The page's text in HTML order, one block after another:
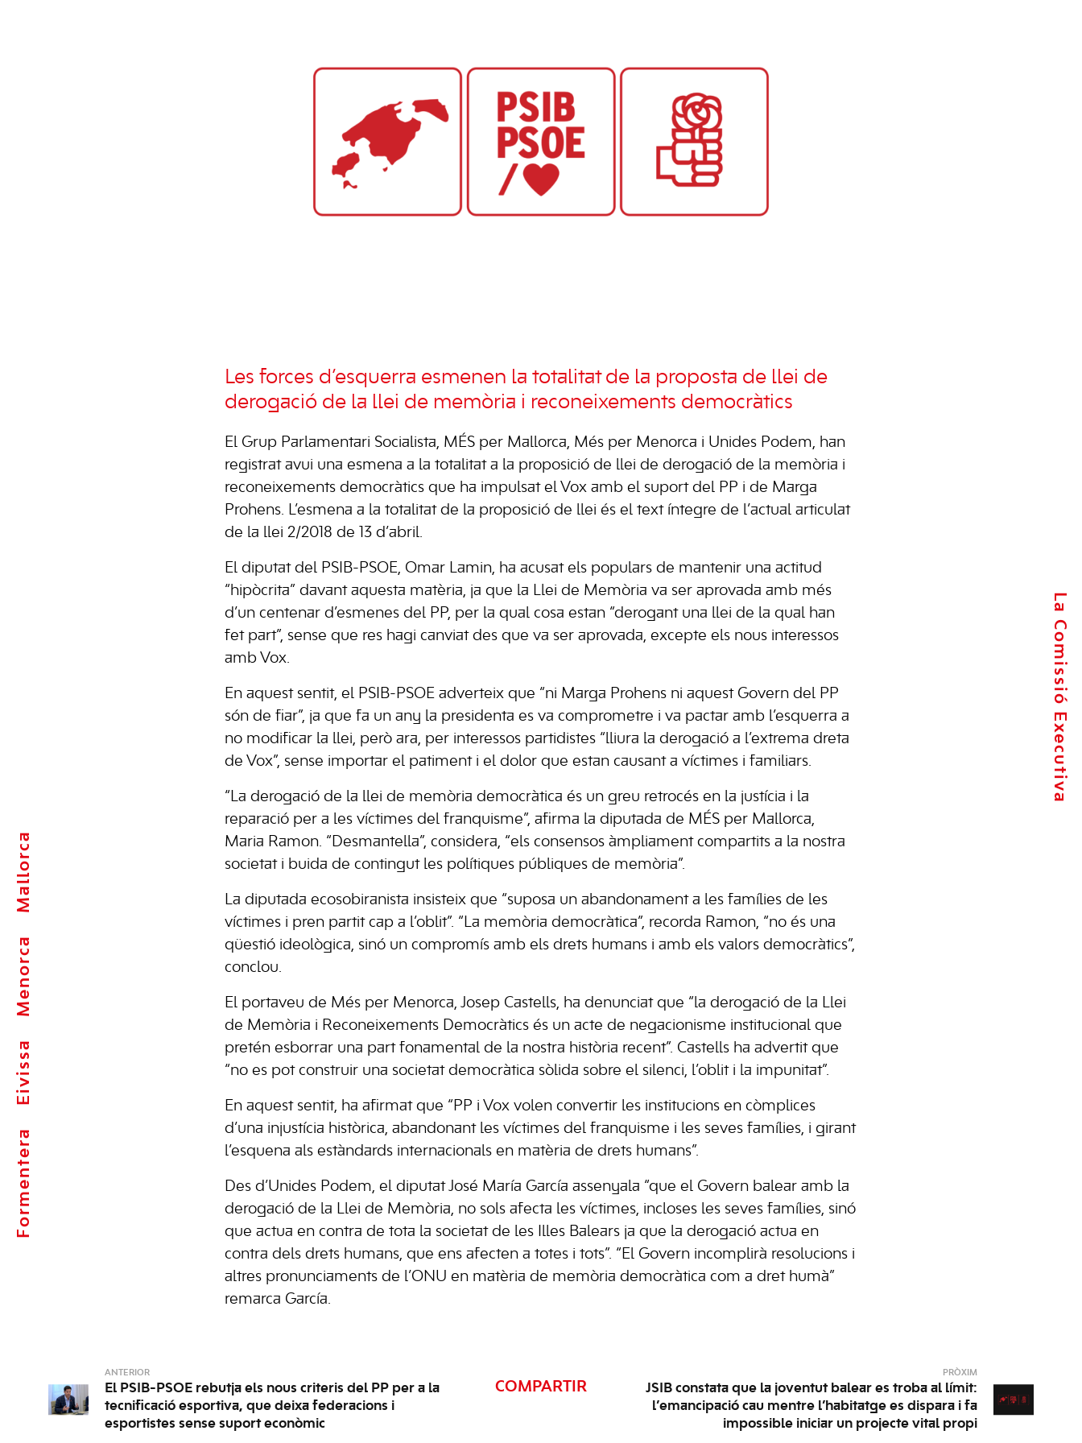
Formentera
Eivissa
Menorca
Mallorca
La Comissió Executiva
Les forces d’esquerra esmenen la totalitat de la proposta de llei de
derogació de la llei de memòria i reconeixements democràtics
El Grup Parlamentari Socialista, MÉS per Mallorca, Més per Menorca i Unides Podem, han
registrat avui una esmena a la totalitat a la proposició de llei de derogació de la memòria i
reconeixements democràtics que ha impulsat el Vox amb el suport del PP i de Marga
Prohens. L’esmena a la totalitat de la proposició de llei és el text íntegre de l’actual articulat
de la llei 2/2018 de 13 d’abril.
El diputat del PSIB-PSOE, Omar Lamin, ha acusat els populars de mantenir una actitud
“hipòcrita” davant aquesta matèria, ja que la Llei de Memòria va ser aprovada amb més
d’un centenar d’esmenes del PP, per la qual cosa estan “derogant una llei de la qual han
fet part”, sense que res hagi canviat des que va ser aprovada, excepte els nous interessos
amb Vox.
En aquest sentit, el PSIB-PSOE adverteix que “ni Marga Prohens ni aquest Govern del PP
són de fiar”, ja que fa un any la presidenta es va comprometre i va pactar amb l’esquerra a
no modificar la llei, però ara, per interessos partidistes “lliura la derogació a l’extrema dreta
de Vox”, sense importar el patiment i el dolor que estan causant a víctimes i familiars.
“La derogació de la llei de memòria democràtica és un greu retrocés en la justícia i la
reparació per a les víctimes del franquisme”, afirma la diputada de MÉS per Mallorca,
Maria Ramon. “Desmantella”, considera, “els consensos àmpliament compartits a la nostra
societat i buida de contingut les polítiques públiques de memòria”.
La diputada ecosobiranista insisteix que “suposa un abandonament a les famílies de les
víctimes i pren partit cap a l’oblit”. “La memòria democràtica”, recorda Ramon, “no és una
qüestió ideològica, sinó un compromís amb els drets humans i amb els valors democràtics”,
conclou.
El portaveu de Més per Menorca, Josep Castells, ha denunciat que “la derogació de la Llei
de Memòria i Reconeixements Democràtics és un acte de negacionisme institucional que
pretén esborrar una part fonamental de la nostra història recent”. Castells ha advertit que
“no es pot construir una societat democràtica sòlida sobre el silenci, l’oblit i la impunitat”.
En aquest sentit, ha afirmat que “PP i Vox volen convertir les institucions en còmplices
d’una injustícia històrica, abandonant les víctimes del franquisme i les seves famílies, i girant
l’esquena als estàndards internacionals en matèria de drets humans”.
Des d’Unides Podem, el diputat José María García assenyala “que el Govern balear amb la
derogació de la Llei de Memòria, no sols afecta les víctimes, incloses les seves famílies, sinó
que actua en contra de tota la societat de les Illes Balears ja que la derogació actua en
contra dels drets humans, que ens afecten a totes i tots”. “El Govern incomplirà resolucions i
altres pronunciaments de l’ONU en matèria de memòria democràtica com a dret humà”
remarca García.
ANTERIOR
El PSIB-PSOE rebutja els nous criteris del PP per a la
tecnificació esportiva, que deixa federacions i
esportistes sense suport econòmic
COMPARTIR
PRÒXIM
JSIB constata que la joventut balear es troba al límit:
l’emancipació cau mentre l’habitatge es dispara i fa
impossible iniciar un projecte vital propi